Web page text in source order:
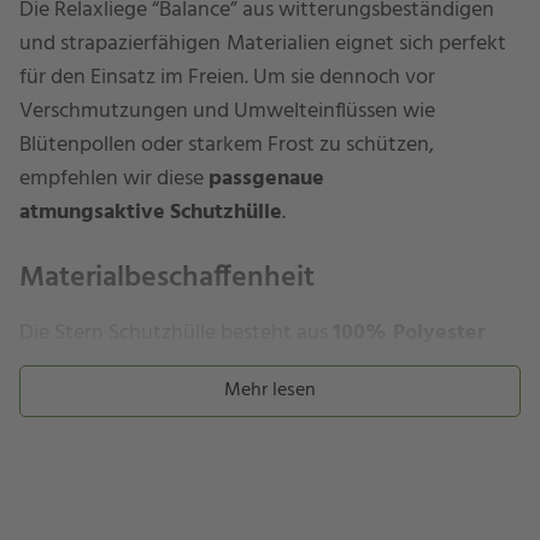
Die Relaxliege “Balance” aus witterungsbeständigen
und strapazierfähigen Materialien eignet sich perfekt
für den Einsatz im Freien. Um sie dennoch vor
Verschmutzungen und Umwelteinflüssen wie
Blütenpollen oder starkem Frost zu schützen,
empfehlen wir diesepassgenaue
atmungsaktive Schutzhülle.
Materialbeschaffenheit
(160 g/m2)und ist mit einer besonderenPU-
versehen. Sie bietet aufgrund ihrer
Mehr lesen